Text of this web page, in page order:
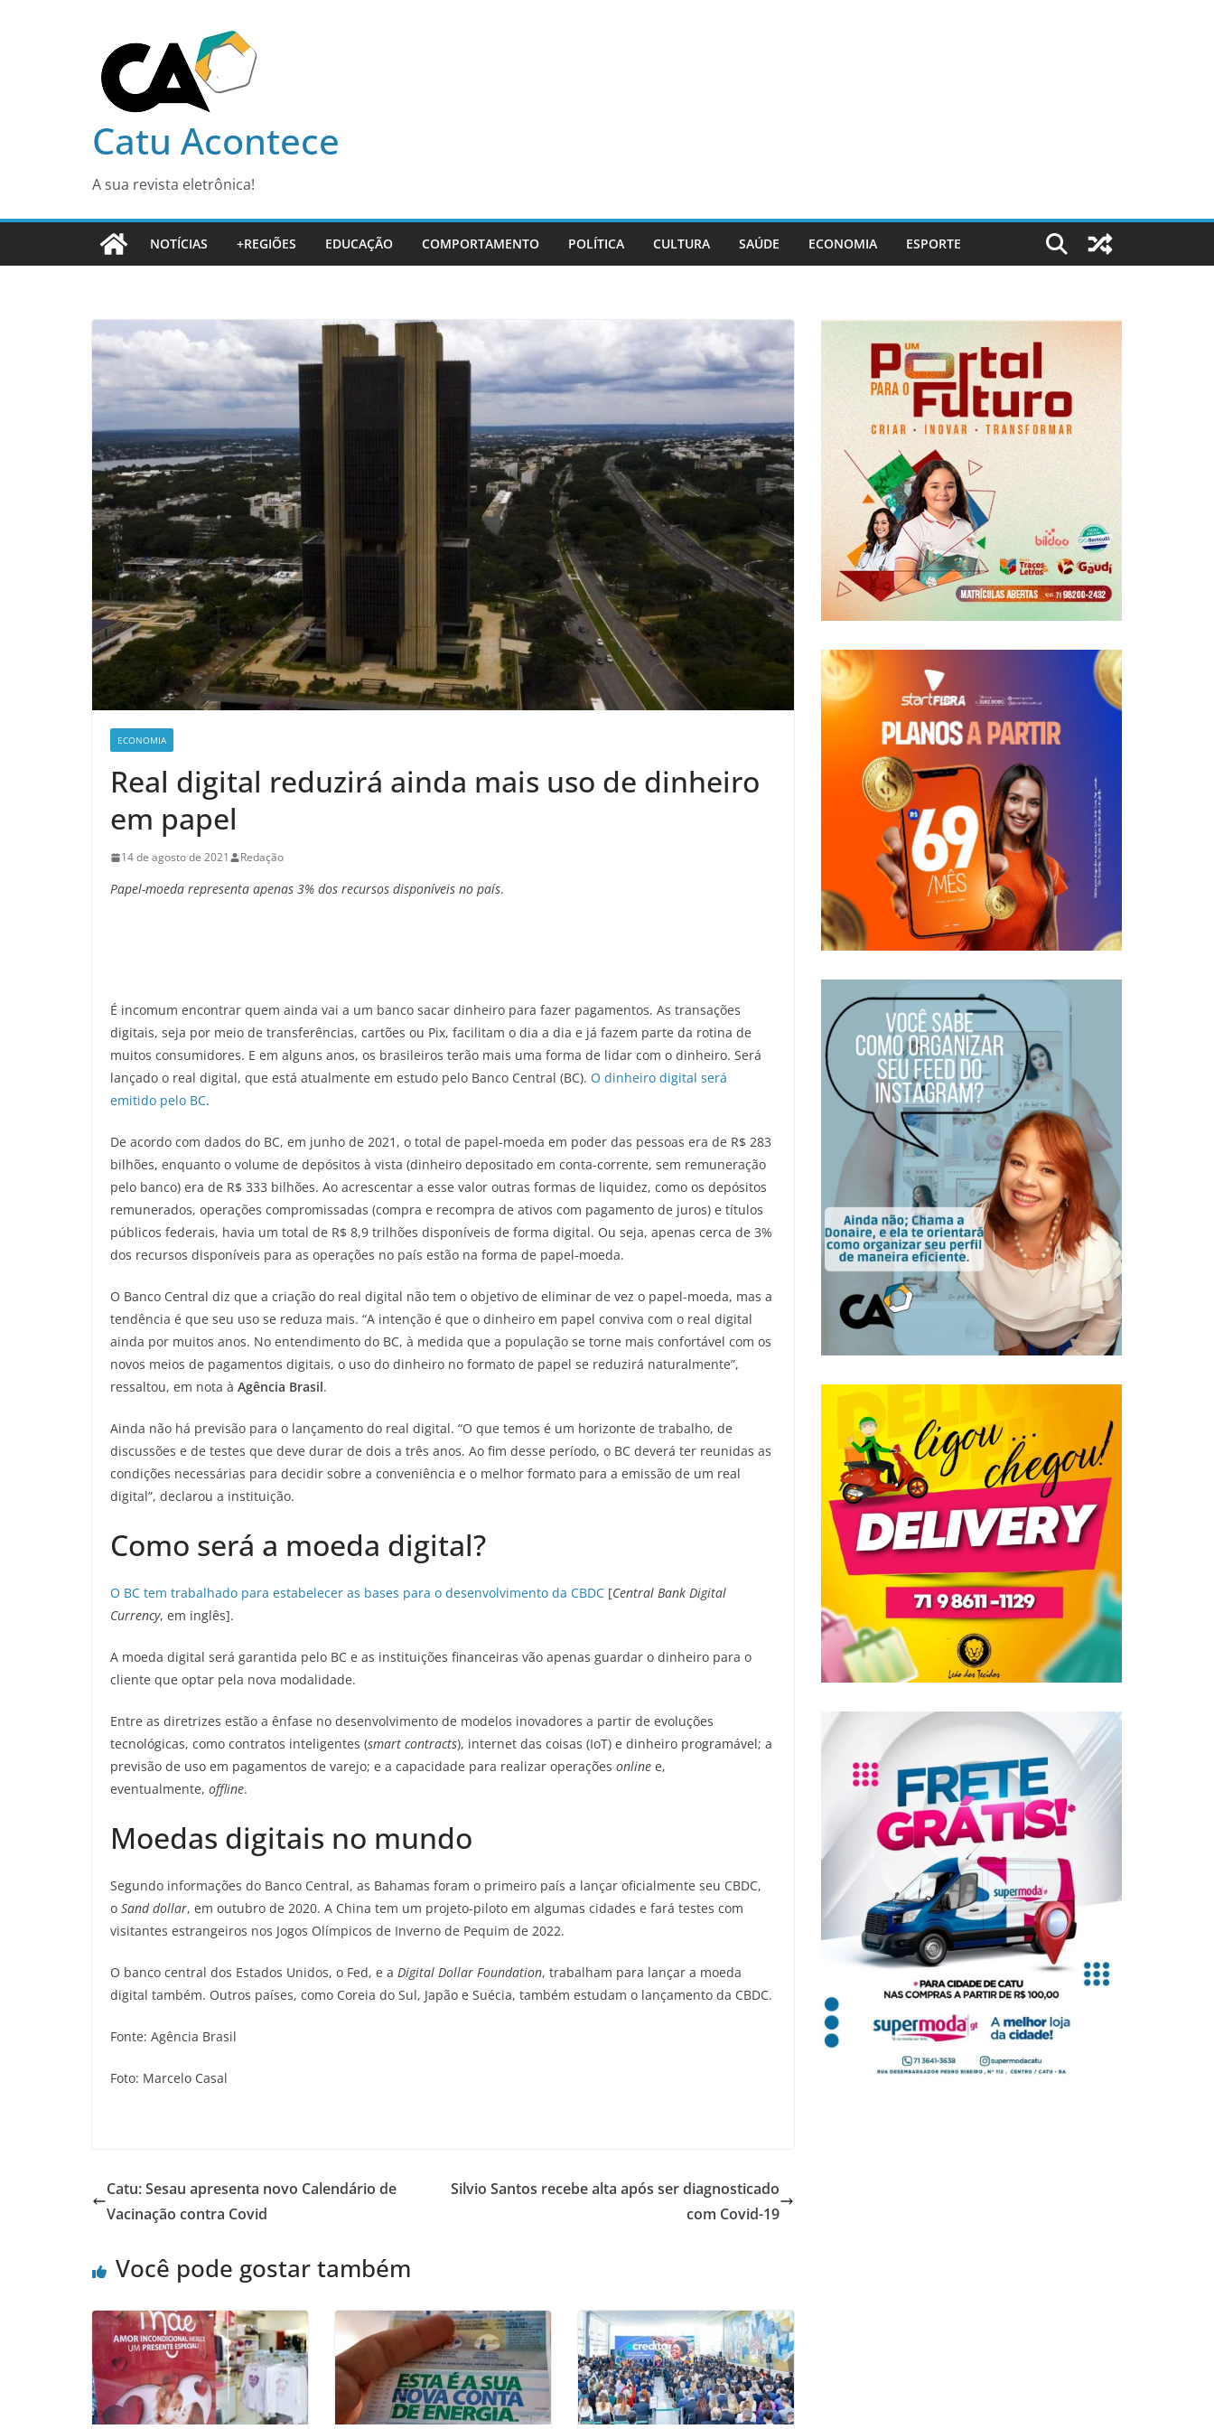
Catu Acontece
A sua revista eletrônica!
NOTÍCIAS +REGIÕES EDUCAÇÃO COMPORTAMENTO POLÍTICA CULTURA SAÚDE ECONOMIA ESPORTE
ECONOMIA
Real digital reduzirá ainda mais uso de dinheiro
em papel
14 de agosto de 2021 Redação
Papel-moeda representa apenas 3% dos recursos disponíveis no país.
É incomum encontrar quem ainda vai a um banco sacar dinheiro para fazer pagamentos. As transações
digitais, seja por meio de transferências, cartões ou Pix, facilitam o dia a dia e já fazem parte da rotina de
muitos consumidores. E em alguns anos, os brasileiros terão mais uma forma de lidar com o dinheiro. Será
lançado o real digital, que está atualmente em estudo pelo Banco Central (BC). O dinheiro digital será
emitido pelo BC.
De acordo com dados do BC, em junho de 2021, o total de papel-moeda em poder das pessoas era de R$ 283
bilhões, enquanto o volume de depósitos à vista (dinheiro depositado em conta-corrente, sem remuneração
pelo banco) era de R$ 333 bilhões. Ao acrescentar a esse valor outras formas de liquidez, como os depósitos
remunerados, operações compromissadas (compra e recompra de ativos com pagamento de juros) e títulos
públicos federais, havia um total de R$ 8,9 trilhões disponíveis de forma digital. Ou seja, apenas cerca de 3%
dos recursos disponíveis para as operações no país estão na forma de papel-moeda.
O Banco Central diz que a criação do real digital não tem o objetivo de eliminar de vez o papel-moeda, mas a
tendência é que seu uso se reduza mais. “A intenção é que o dinheiro em papel conviva com o real digital
ainda por muitos anos. No entendimento do BC, à medida que a população se torne mais confortável com os
novos meios de pagamentos digitais, o uso do dinheiro no formato de papel se reduzirá naturalmente”,
ressaltou, em nota à Agência Brasil.
Ainda não há previsão para o lançamento do real digital. “O que temos é um horizonte de trabalho, de
discussões e de testes que deve durar de dois a três anos. Ao fim desse período, o BC deverá ter reunidas as
condições necessárias para decidir sobre a conveniência e o melhor formato para a emissão de um real
digital”, declarou a instituição.
Como será a moeda digital?
O BC tem trabalhado para estabelecer as bases para o desenvolvimento da CBDC [Central Bank Digital
Currency, em inglês].
A moeda digital será garantida pelo BC e as instituições financeiras vão apenas guardar o dinheiro para o
cliente que optar pela nova modalidade.
Entre as diretrizes estão a ênfase no desenvolvimento de modelos inovadores a partir de evoluções
tecnológicas, como contratos inteligentes (smart contracts), internet das coisas (IoT) e dinheiro programável; a
previsão de uso em pagamentos de varejo; e a capacidade para realizar operações online e,
eventualmente, offline.
Moedas digitais no mundo
Segundo informações do Banco Central, as Bahamas foram o primeiro país a lançar oficialmente seu CBDC,
o Sand dollar, em outubro de 2020. A China tem um projeto-piloto em algumas cidades e fará testes com
visitantes estrangeiros nos Jogos Olímpicos de Inverno de Pequim de 2022.
O banco central dos Estados Unidos, o Fed, e a Digital Dollar Foundation, trabalham para lançar a moeda
digital também. Outros países, como Coreia do Sul, Japão e Suécia, também estudam o lançamento da CBDC.
Fonte: Agência Brasil
Foto: Marcelo Casal
Catu: Sesau apresenta novo Calendário de
Vacinação contra Covid
Silvio Santos recebe alta após ser diagnosticado
com Covid-19
Você pode gostar também